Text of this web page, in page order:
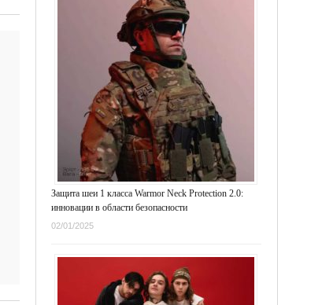
Защита шеи 1 класса Warmor Neck Protection 2.0:
инновации в области безопасности
02/01/2025